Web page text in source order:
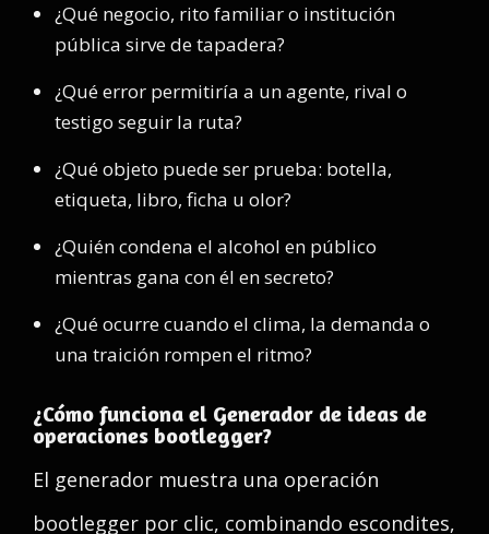
¿Qué negocio, rito familiar o institución
pública sirve de tapadera?
¿Qué error permitiría a un agente, rival o
testigo seguir la ruta?
¿Qué objeto puede ser prueba: botella,
etiqueta, libro, ficha u olor?
¿Quién condena el alcohol en público
mientras gana con él en secreto?
¿Qué ocurre cuando el clima, la demanda o
una traición rompen el ritmo?
¿Cómo funciona el Generador de ideas de
operaciones bootlegger?
El generador muestra una operación
bootlegger por clic, combinando escondites,